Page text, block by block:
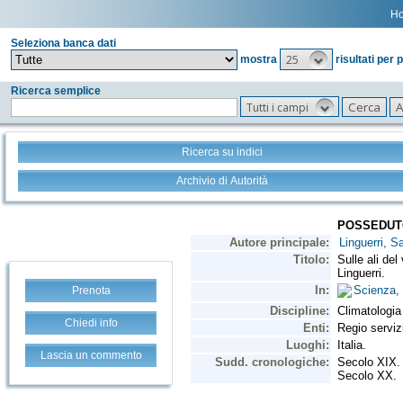
Seleziona banca dati
mostra
25 risultati per
Ricerca semplice
Tutti i campi
Ricerca su indici
Archivio di Autorità
Prenota
Chiedi info
Lascia un commento